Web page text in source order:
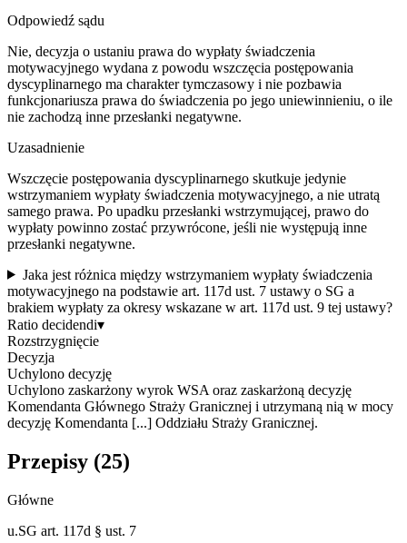
Odpowiedź sądu
Nie, decyzja o ustaniu prawa do wypłaty świadczenia
motywacyjnego wydana z powodu wszczęcia postępowania
dyscyplinarnego ma charakter tymczasowy i nie pozbawia
funkcjonariusza prawa do świadczenia po jego uniewinnieniu, o ile
nie zachodzą inne przesłanki negatywne.
Uzasadnienie
Wszczęcie postępowania dyscyplinarnego skutkuje jedynie
wstrzymaniem wypłaty świadczenia motywacyjnego, a nie utratą
samego prawa. Po upadku przesłanki wstrzymującej, prawo do
wypłaty powinno zostać przywrócone, jeśli nie występują inne
przesłanki negatywne.
Jaka jest różnica między wstrzymaniem wypłaty świadczenia
motywacyjnego na podstawie art. 117d ust. 7 ustawy o SG a
brakiem wypłaty za okresy wskazane w art. 117d ust. 9 tej ustawy?
Ratio decidendi▾
Rozstrzygnięcie
Decyzja
Uchylono decyzję
Uchylono zaskarżony wyrok WSA oraz zaskarżoną decyzję
Komendanta Głównego Straży Granicznej i utrzymaną nią w mocy
decyzję Komendanta [...] Oddziału Straży Granicznej.
Przepisy (25)
Główne
u.SG art. 117d § ust. 7